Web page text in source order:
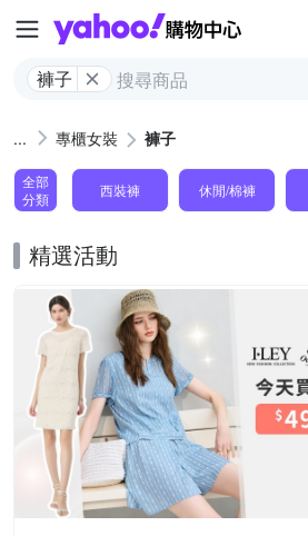
Yahoo
褲子
專櫃女裝 褲子
全部
分類
西裝褲 休閒/棉褲
精選活動